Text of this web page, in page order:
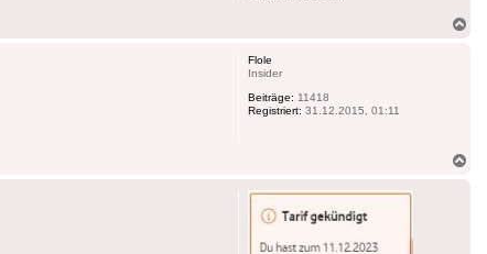
Flole
Insider
Beiträge: 11418
Registriert: 31.12.2015, 01:11